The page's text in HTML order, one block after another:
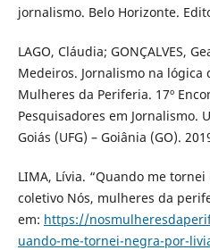
jornalismo. Belo Horizonte.
LAGO, Cláudia; GONÇALVES,
Medeiros. Jornalismo na lógica
Mulheres da Periferia. 17º
Pesquisadores em Jornalismo.
Goiás (UFG) – Goiânia (GO).
LIMA, Lívia. “Quando me
coletivo Nós, mulheres da
em: https://
uando-me-tornei-negra-por-